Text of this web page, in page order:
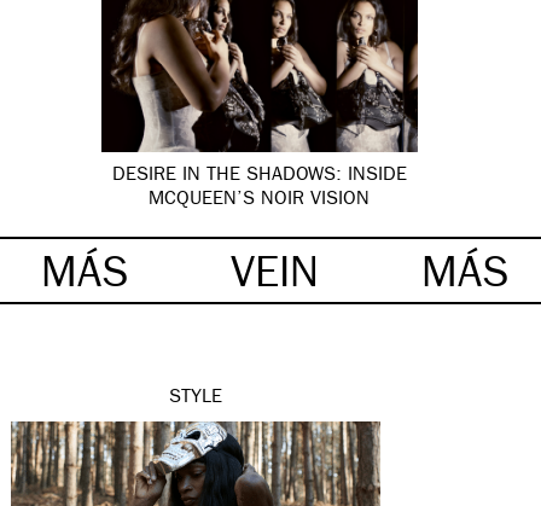
DESIRE IN THE SHADOWS: INSIDE
MCQUEEN’S NOIR VISION
MÁS VEIN MÁS
STYLE